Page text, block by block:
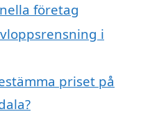
företag
i
priset på